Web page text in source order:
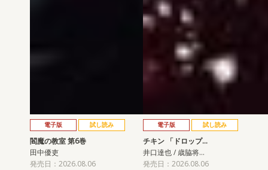
電子版 試し読み
閻魔の教室 第6巻
田中優吏
発売日：2026.08.06
電子版 試し読み
チキン 「ドロップ…
井口達也 / 歳脇将…
発売日：2026.08.06